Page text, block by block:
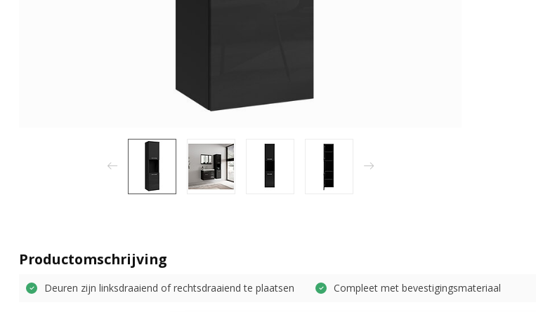
Productomschrijving
Deuren zijn linksdraaiend of rechtsdraaiend te plaatsen Compleet met bevestigingsmateriaal